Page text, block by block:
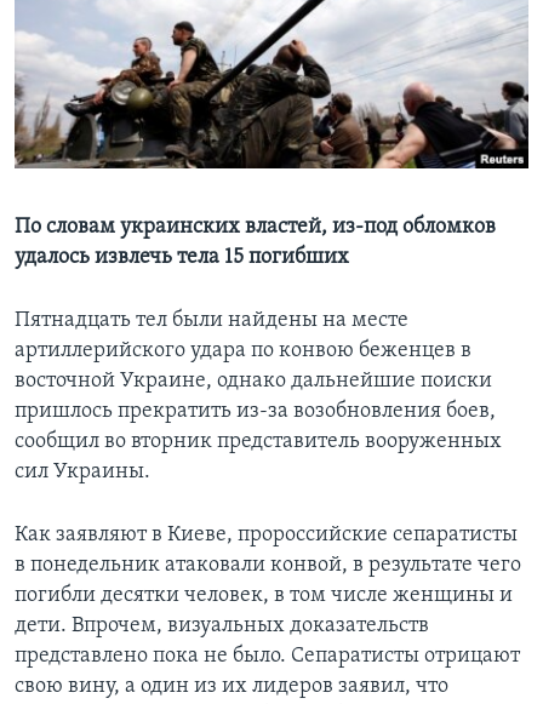
Learning English
СОЦИАЛЬНЫЕ СЕТИ
Языки
По словам украинских властей, из-под обломков
удалось извлечь тела 15 погибших
Пятнадцать тел были найдены на месте
артиллерийского удара по конвою беженцев в
восточной Украине, однако дальнейшие поиски
пришлось прекратить из-за возобновления боев,
сообщил во вторник представитель вооруженных
сил Украины.
Как заявляют в Киеве, пророссийские сепаратисты
в понедельник атаковали конвой, в результате чего
погибли десятки человек, в том числе женщины и
дети. Впрочем, визуальных доказательств
представлено пока не было. Сепаратисты отрицают
свою вину, а один из их лидеров заявил, что